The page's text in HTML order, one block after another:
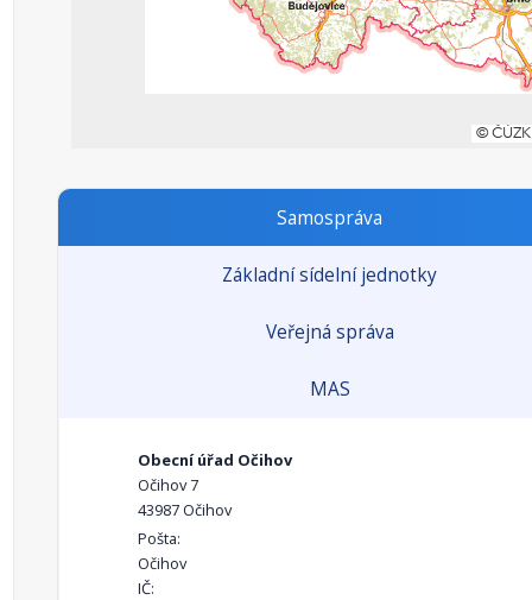
Samospráva
Základní sídelní jednotky
Veřejná správa
MAS
Obecní úřad Očihov
Očihov 7
43987 Očihov
Pošta:
Očihov
IČ: